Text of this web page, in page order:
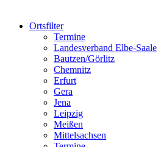
Ortsfilter
Termine
Landesverband Elbe-Saale
Bautzen/Görlitz
Chemnitz
Erfurt
Gera
Jena
Leipzig
Meißen
Mittelsachsen